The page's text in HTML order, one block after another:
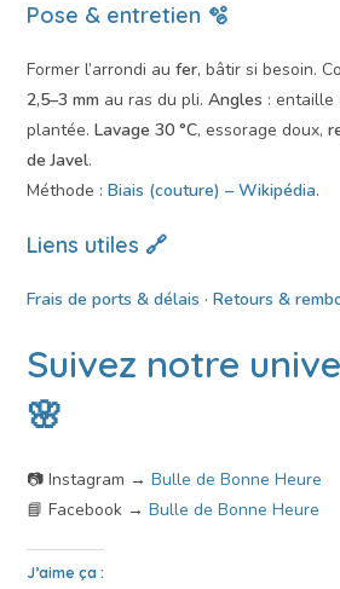
Pose & entretien 🫧
Former l’arrondi aufer, bâtir si besoin.
2,5–3 mm au ras du pli.Angles :
plantée.Lavage 30 °C, essorage doux,
de Javel.
Méthode :Biais (couture) – Wikipédia.
Liens utiles 🔗
Frais de ports & délais ·Retours &
Suivez notre
🌸
📷 Instagram →Bulle de Bonne Heure
📘 Facebook →Bulle de Bonne Heure
J’aime ça :